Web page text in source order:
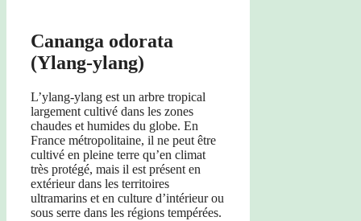
Cananga odorata
(Ylang-ylang)
L’ylang-ylang est un arbre tropical
largement cultivé dans les zones
chaudes et humides du globe. En
France métropolitaine, il ne peut être
cultivé en pleine terre qu’en climat
très protégé, mais il est présent en
extérieur dans les territoires
ultramarins et en culture d’intérieur ou
sous serre dans les régions tempérées.